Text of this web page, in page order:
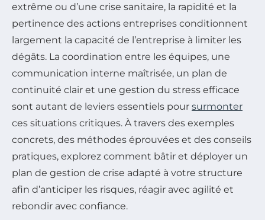
extrême ou d’une crise sanitaire, la rapidité et la
pertinence des actions entreprises conditionnent
largement la capacité de l’entreprise à limiter les
dégâts. La coordination entre les équipes, une
communication interne maîtrisée, un plan de
continuité clair et une gestion du stress efficace
sont autant de leviers essentiels pour surmonter
ces situations critiques. À travers des exemples
concrets, des méthodes éprouvées et des conseils
pratiques, explorez comment bâtir et déployer un
plan de gestion de crise adapté à votre structure
afin d’anticiper les risques, réagir avec agilité et
rebondir avec confiance.